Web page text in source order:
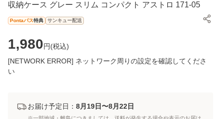
収納ケース グレー スリム コンパクト アストロ 171-05
Pontaパス特典 サンキュー配送
1,980円(税込)
[NETWORK ERROR] ネットワーク周りの設定を確認してくださ
い
お届け予定日： 8月19日〜8月22日